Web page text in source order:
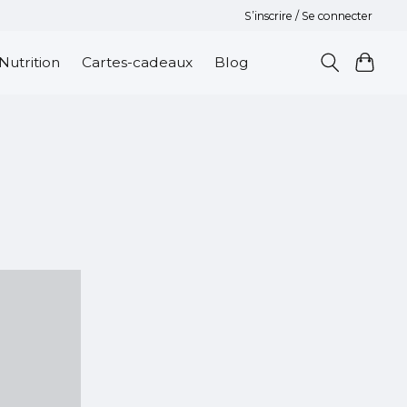
S’inscrire / Se connecter
Nutrition Cartes-cadeaux Blog